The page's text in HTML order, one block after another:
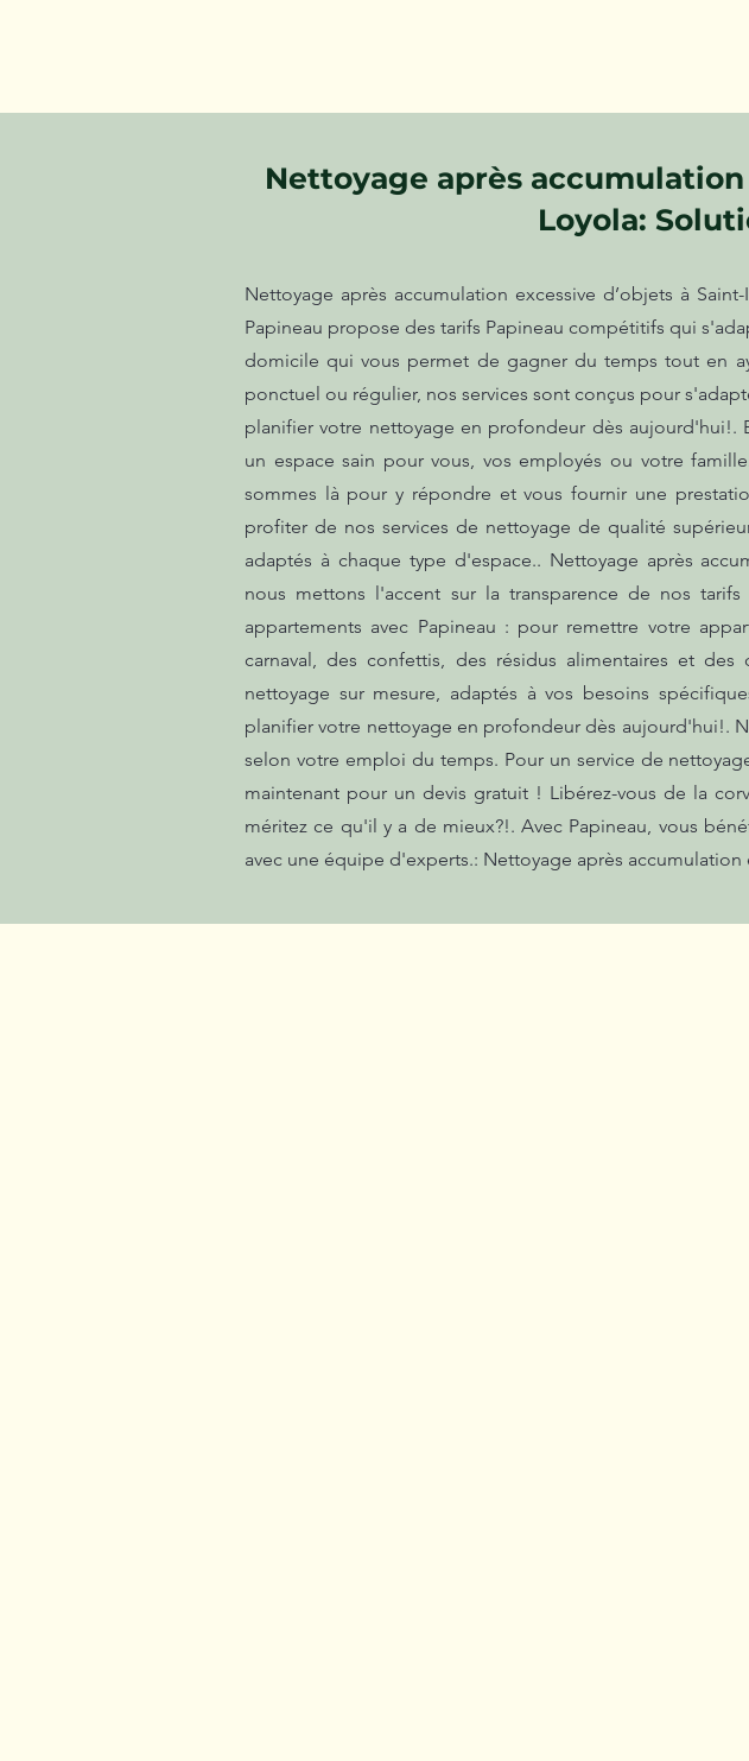
Nettoyage après
Loyola:
Nettoyage après accumulation excessive d’objets à
Papineau propose des tarifs Papineau compétitifs qui
domicile qui vous permet de gagner du temps tout en
ponctuel ou régulier, nos services sont conçus pour
planifier votre nettoyage en profondeur dès aujourd'hui!.
un espace sain pour vous, vos employés ou votre
sommes là pour y répondre et vous fournir une
profiter de nos services de nettoyage de qualité
adaptés à chaque type d'espace.. Nettoyage après
nous mettons l'accent sur la transparence de nos
appartements avec Papineau : pour remettre votre
carnaval, des confettis, des résidus alimentaires et
nettoyage sur mesure, adaptés à vos besoins
planifier votre nettoyage en profondeur dès aujourd'hui!.
selon votre emploi du temps. Pour un service de
maintenant pour un devis gratuit ! Libérez-vous de la
méritez ce qu'il y a de mieux?!. Avec Papineau, vous
avec une équipe d'experts.: Nettoyage après accumulation